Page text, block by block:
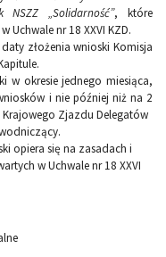
NSZZ „Solidarność”, które
Uchwale nr 18 XXVI KZD.
złożenia wnioski Komisja
w okresie jednego miesiąca,
i nie później niż na 2
Krajowego Zjazdu Delegatów
opiera się na zasadach i
w Uchwale nr 18 XXVI